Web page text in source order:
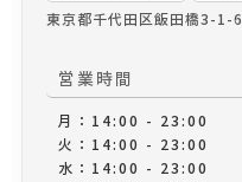
東京都千代田区飯田橋3-1-6
営業時間
月：14:00 - 23:00
火：14:00 - 23:00
水：14:00 - 23:00